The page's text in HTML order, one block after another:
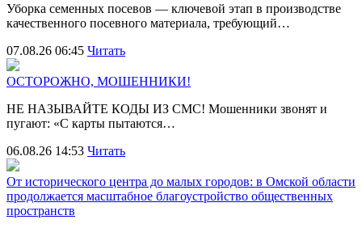
Уборка семенных посевов — ключевой этап в производстве
качественного посевного материала, требующий…
07.08.26 06:45 Читать
ОСТОРОЖНО, МОШЕННИКИ!
НЕ НАЗЫВАЙТЕ КОДЫ ИЗ СМС! Мошенники звонят и
пугают: «С карты пытаются…
06.08.26 14:53 Читать
От исторического центра до малых городов: в Омской области
продолжается масштабное благоустройство общественных
пространств